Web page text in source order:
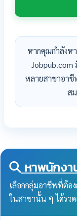
หากคุณกำลังห
Jobpub.com
หลายสาขาอา
ส
หาพนักงา
เลือกกลุ่มอาชีพที่ต้อ
ในสาขานั้น ๆ ได้รว